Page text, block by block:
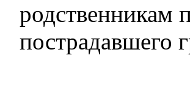
родственникам
пострадавшего